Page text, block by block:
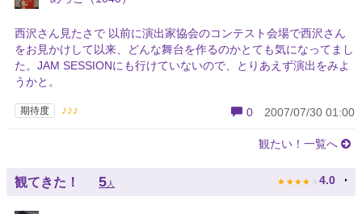
西沢さん見たさで 以前に演出家協会のコンテスト会場で西沢さん
をお見かけして以来、どんな舞台を作るのかとても気になってまし
た。JAM SESSIONにも行けていないので、とりあえず演出をみよ
うかと。
期待度 ♪♪♪ 0 2007/07/30 01:00
観たい！一覧へ
観てきた！ 5 人 ★ ★ ★ ★ ★ 4.0